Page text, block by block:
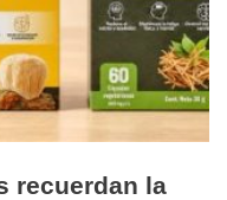
recuerdan la